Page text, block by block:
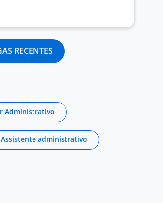
RECENTES
Administrativo
Assistente administrativo